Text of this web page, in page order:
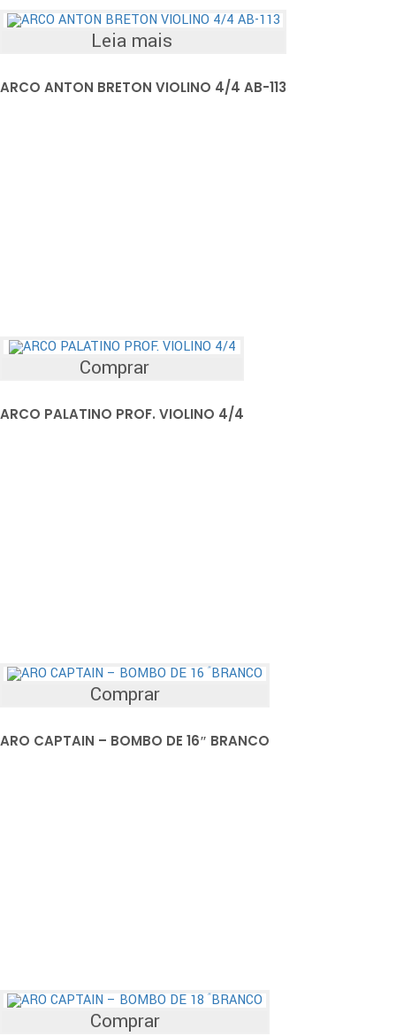
Leia mais
ARCO ANTON BRETON VIOLINO 4/4 AB-113
Comprar
ARCO PALATINO PROF. VIOLINO 4/4
Comprar
ARO CAPTAIN – BOMBO DE 16″ BRANCO
Comprar